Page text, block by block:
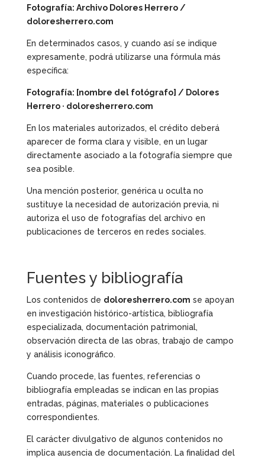
Fotografía: Archivo Dolores Herrero /
doloresherrero.com
En determinados casos, y cuando así se indique
expresamente, podrá utilizarse una fórmula más
específica:
Fotografía: [nombre del fotógrafo] / Dolores
Herrero · doloresherrero.com
En los materiales autorizados, el crédito deberá
aparecer de forma clara y visible, en un lugar
directamente asociado a la fotografía siempre que
sea posible.
Una mención posterior, genérica u oculta no
sustituye la necesidad de autorización previa, ni
autoriza el uso de fotografías del archivo en
publicaciones de terceros en redes sociales.
Fuentes y bibliografía
Los contenidos de doloresherrero.com se apoyan
en investigación histórico-artística, bibliografía
especializada, documentación patrimonial,
observación directa de las obras, trabajo de campo
y análisis iconográfico.
Cuando procede, las fuentes, referencias o
bibliografía empleadas se indican en las propias
entradas, páginas, materiales o publicaciones
correspondientes.
El carácter divulgativo de algunos contenidos no
implica ausencia de documentación. La finalidad del